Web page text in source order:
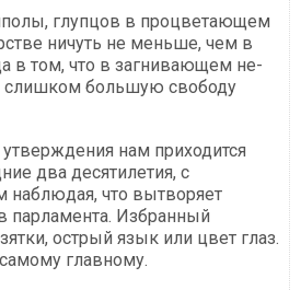
глупцов в процветающем
ничуть не меньше, чем в
в том, что в загнивающем не-
слишком большую свободу
нам приходится
два десятилетия, с
что вытворяет
парламента. Избранный
острый язык или цвет глаз.
главному.